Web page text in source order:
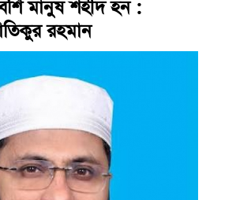
মানুষ শহীদ হন :
রহমান